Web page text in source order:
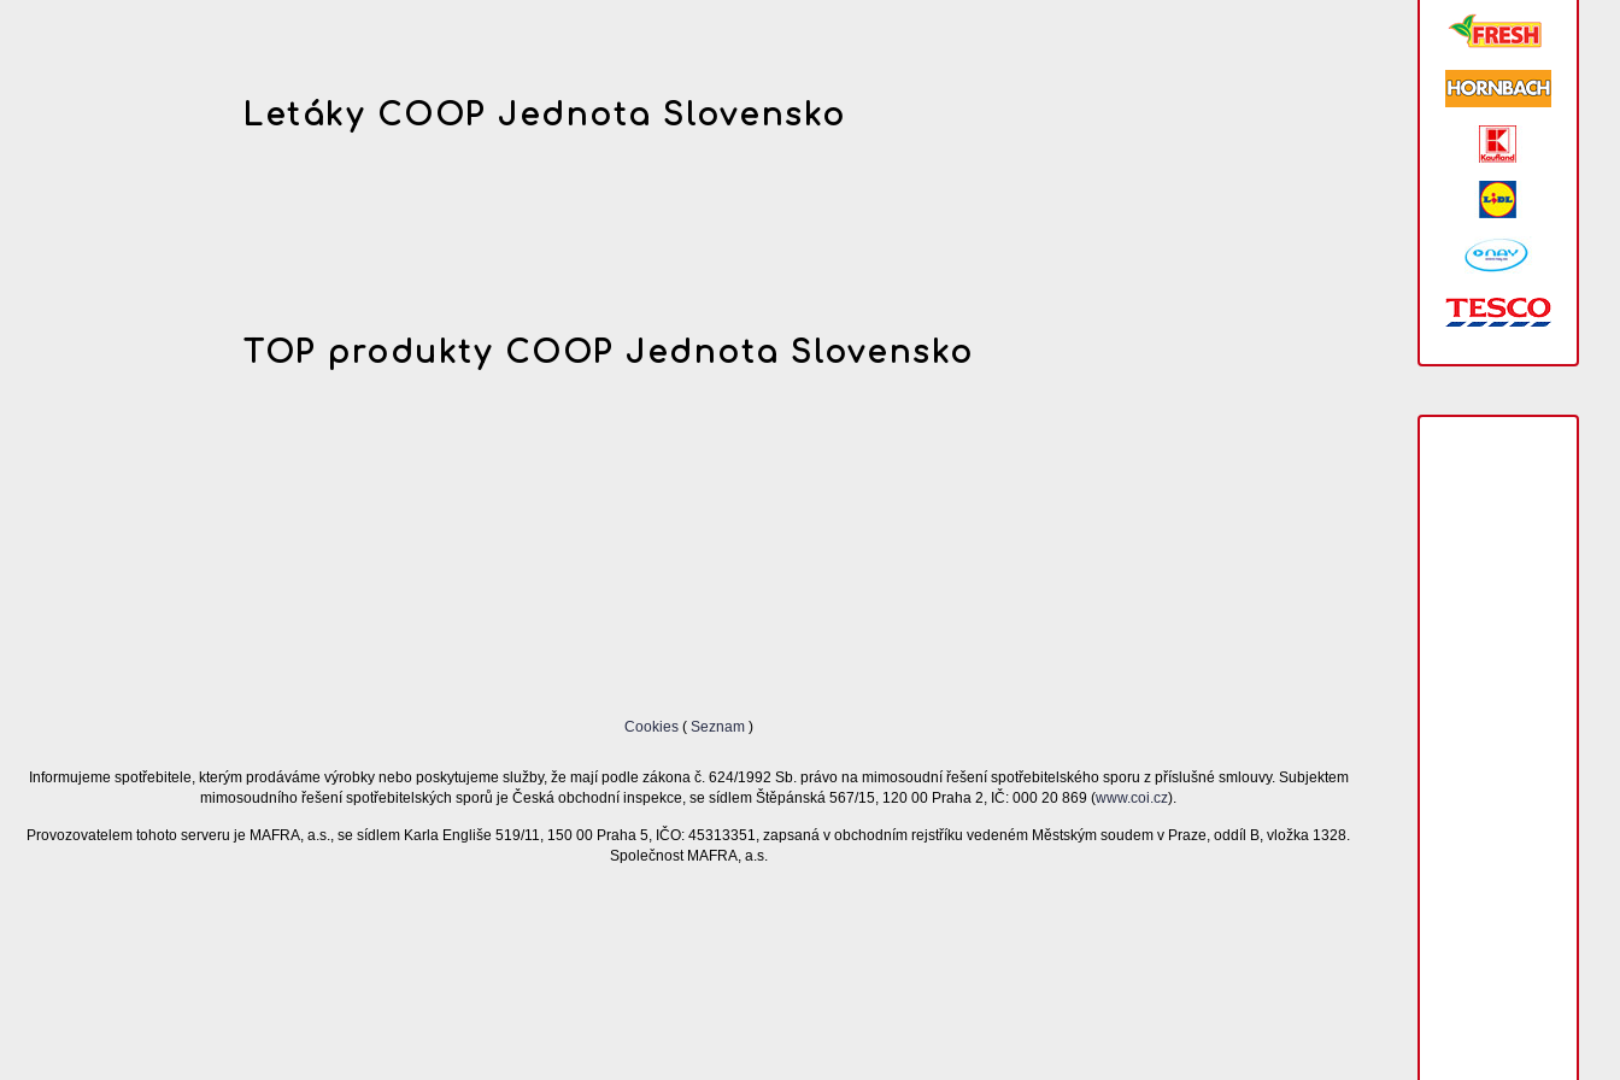
Letáky COOP Jednota Slovensko
TOP produkty COOP Jednota Slovensko
Cookies (Seznam )
Informujeme spotřebitele, kterým prodáváme výrobky nebo poskytujeme služby, že mají podle zákona č. 624/1992 Sb. právo na mimosoudní řešení spotřebitelského sporu z příslušné smlouvy. Subjektem
mimosoudního řešení spotřebitelských sporů je Česká obchodní inspekce, se sídlem Štěpánská 567/15, 120 00 Praha 2, IČ: 000 20 869 (www.coi.cz).
Provozovatelem tohoto serveru je MAFRA, a.s., se sídlem Karla Engliše 519/11, 150 00 Praha 5, IČO: 45313351, zapsaná v obchodním rejstříku vedeném Městským soudem v Praze, oddíl B, vložka 1328.
Společnost MAFRA, a.s.